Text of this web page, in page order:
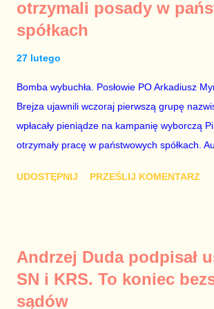
rządzącej i – przynajmniej formalnie –
państwie, sprawy prywatne nie tylko stają się
całego państwa. Zastrzeżenie „jeśli są
konieczne, ponieważ mamy do czynienia z
wyjątkowo wątpliwej reputacji, ale mimo
informacje nie zostały w żaden sposób
oskarżany polityk milczy. Tygod...
otrzymali posady w
spółkach
27 lutego
Bomba wybuchła. Posłowie PO Arkadiusz
Brejza ujawnili wczoraj pierwszą grupę
wpłacały pieniądze na kampanię wyborczą
otrzymały pracę w państwowych spółkach.
polityków PO na ten temat. Pokazanie
PiS, a następnie uzyskują stanowiska w
Państwa ze względu na to, że partia PiS
tych spółek i wymienia profesjonalistów na
UDOSTĘPNIJ PRZEŚLIJ KOMENTARZ
Andrzej Duda podpisał
SN i KRS. To koniec
sądów